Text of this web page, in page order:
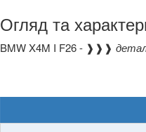
Огляд та
BMW X4M I F26 - ❱❱❱